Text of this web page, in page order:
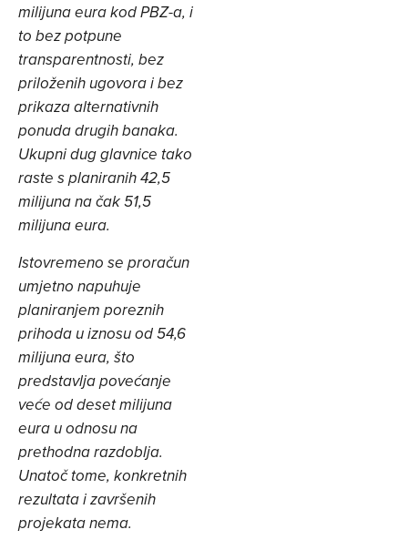
milijuna eura kod PBZ-a, i
to bez potpune
transparentnosti, bez
priloženih ugovora i bez
prikaza alternativnih
ponuda drugih banaka.
Ukupni dug glavnice tako
raste s planiranih 42,5
milijuna na čak 51,5
milijuna eura.
Istovremeno se proračun
umjetno napuhuje
planiranjem poreznih
prihoda u iznosu od 54,6
milijuna eura, što
predstavlja povećanje
veće od deset milijuna
eura u odnosu na
prethodna razdoblja.
Unatoč tome, konkretnih
rezultata i završenih
projekata nema.